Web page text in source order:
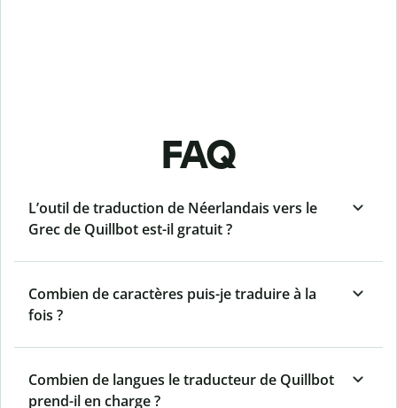
FAQ
L’outil de traduction de Néerlandais vers le
Grec de Quillbot est-il gratuit ?
Combien de caractères puis-je traduire à la
fois ?
Combien de langues le traducteur de Quillbot
prend-il en charge ?